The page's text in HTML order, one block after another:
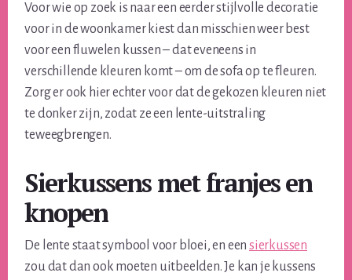
Voor wie op zoek is naar een eerder stijlvolle decoratie
voor in de woonkamer kiest dan misschien weer best
voor een fluwelen kussen – dat eveneens in
verschillende kleuren komt – om de sofa op te fleuren.
Zorg er ook hier echter voor dat de gekozen kleuren niet
te donker zijn, zodat ze een lente-uitstraling
teweegbrengen.
Sierkussens met franjes en
knopen
De lente staat symbool voor bloei, en een sierkussen
zou dat dan ook moeten uitbeelden. Je kan je kussens